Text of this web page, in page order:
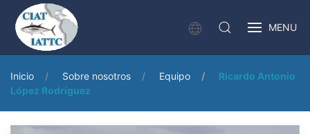
MENU
Inicio Sobre nosotros Equipo
Ricardo Antonio
López Rodríguez